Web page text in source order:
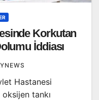
Korkutan
İddiası
Hastanesi
tankı